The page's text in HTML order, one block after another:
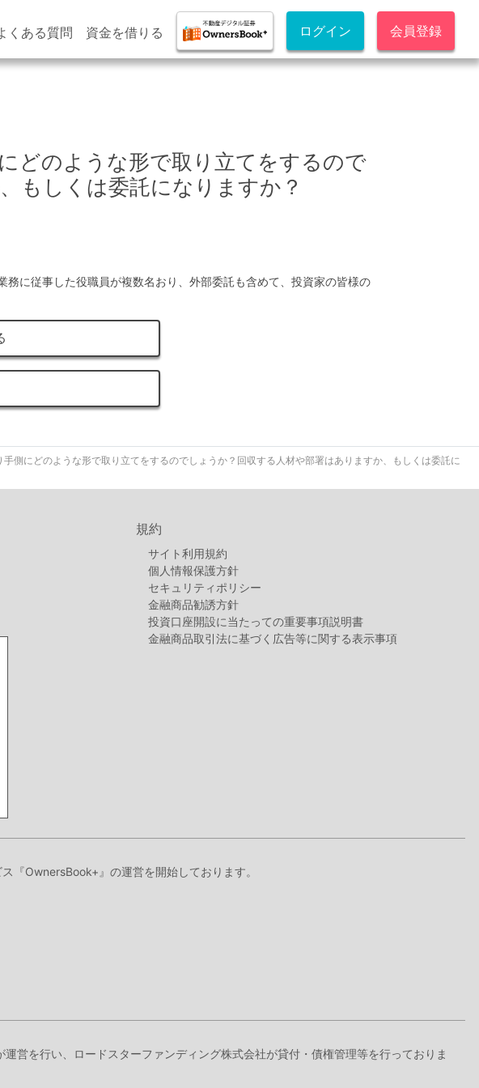
くある質問 資金を借りる ログイン 会員登録
どのような形で取り立てをするので
もしくは委託になりますか？
に従事した役職員が複数名おり、外部委託も含めて、投資家の皆様の
側にどのような形で取り立てをするのでしょうか？回収する人材や部署はありますか、もしくは委託に
規約
サイト利用規約
個人情報保護方針
セキュリティポリシー
金融商品勧誘方針
投資口座開設に当たっての重要事項説明書
金融商品取引法に基づく広告等に関する表示事項
『OwnersBook+』の運営を開始しております。
営を行い、ロードスターファンディング株式会社が貸付・債権管理等を行っておりま